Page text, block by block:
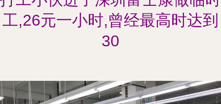
工,26元一小时,曾经最高时达到
30